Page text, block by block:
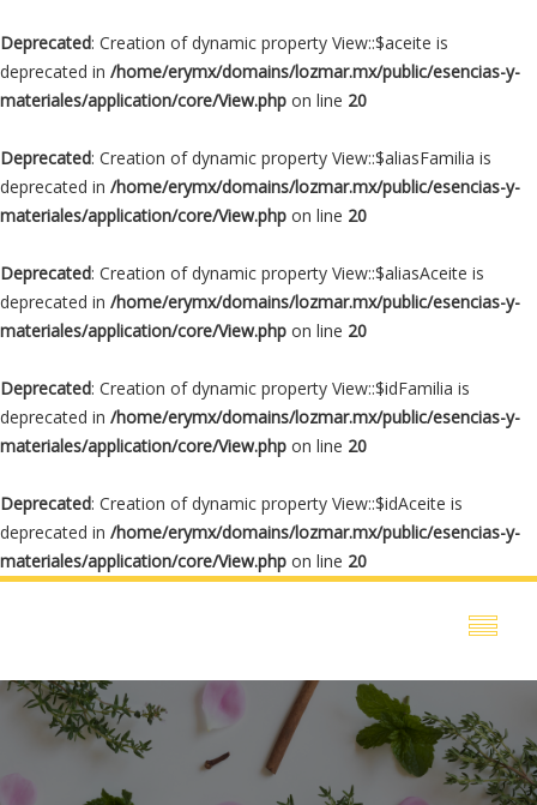
Deprecated: Creation of dynamic property View::$aceite is
deprecated in /home/erymx/domains/lozmar.mx/public/esencias-y-
materiales/application/core/View.php on line 20
Deprecated: Creation of dynamic property View::$aliasFamilia is
deprecated in /home/erymx/domains/lozmar.mx/public/esencias-y-
materiales/application/core/View.php on line 20
Deprecated: Creation of dynamic property View::$aliasAceite is
deprecated in /home/erymx/domains/lozmar.mx/public/esencias-y-
materiales/application/core/View.php on line 20
Deprecated: Creation of dynamic property View::$idFamilia is
deprecated in /home/erymx/domains/lozmar.mx/public/esencias-y-
materiales/application/core/View.php on line 20
Deprecated: Creation of dynamic property View::$idAceite is
deprecated in /home/erymx/domains/lozmar.mx/public/esencias-y-
materiales/application/core/View.php on line 20